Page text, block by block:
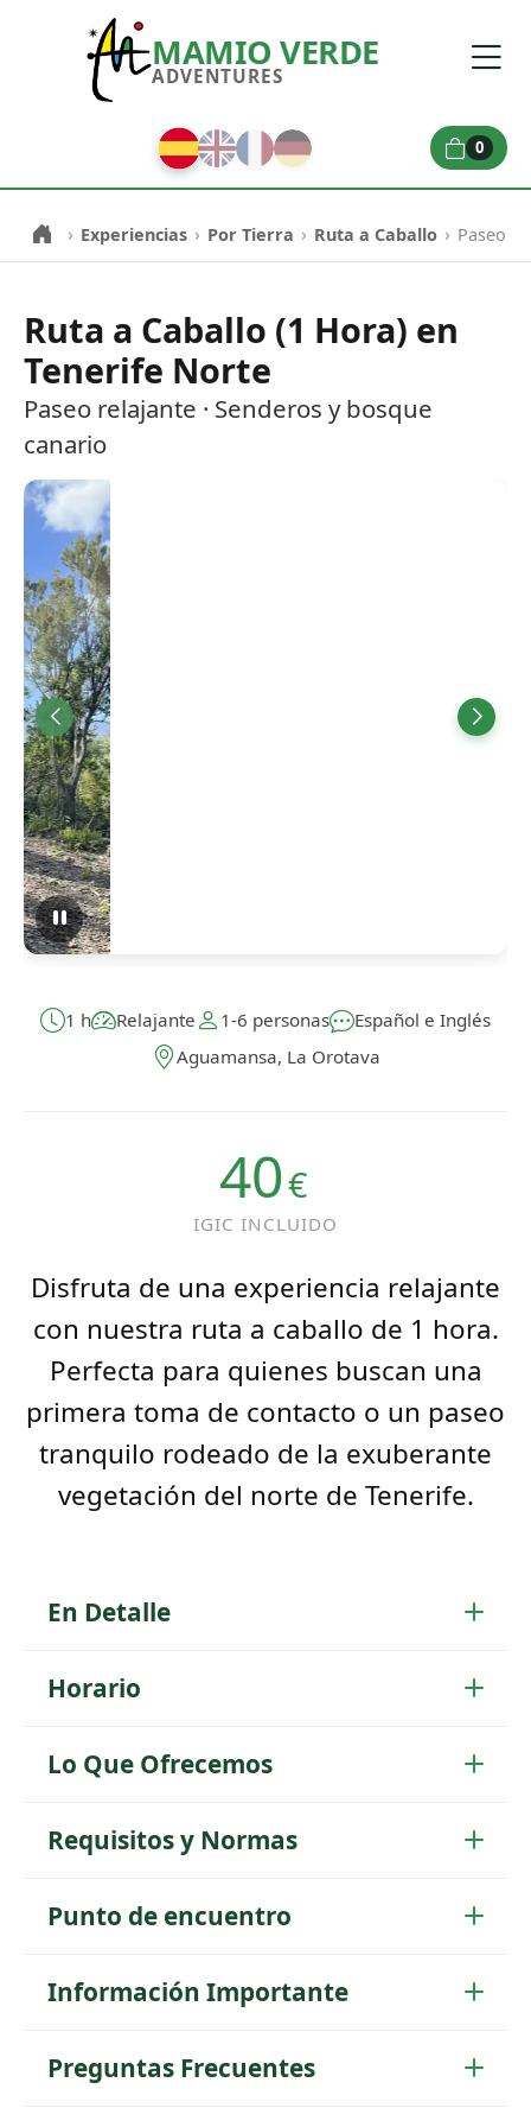
MAMIO VERDE
ADVENTURES
0
› Experiencias › Por Tierra › Ruta a Caballo › Paseo
Ruta a Caballo (1 Hora) en
Tenerife Norte
Paseo relajante · Senderos y bosque
canario
1 h Relajante 1-6 personas
Español e Inglés
Aguamansa, La Orotava
40€
IGIC INCLUIDO
Disfruta de una experiencia relajante
con nuestra ruta a caballo de 1 hora.
Perfecta para quienes buscan una
primera toma de contacto o un paseo
tranquilo rodeado de la exuberante
vegetación del norte de Tenerife.
En Detalle
Horario
Lo Que Ofrecemos
Requisitos y Normas
Punto de encuentro
Información Importante
Preguntas Frecuentes